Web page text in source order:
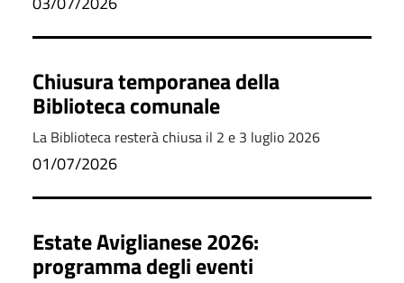
Chiusura temporanea della
Biblioteca comunale
La Biblioteca resterà chiusa il 2 e 3 luglio 2026
01/07/2026
Estate Aviglianese 2026:
programma degli eventi